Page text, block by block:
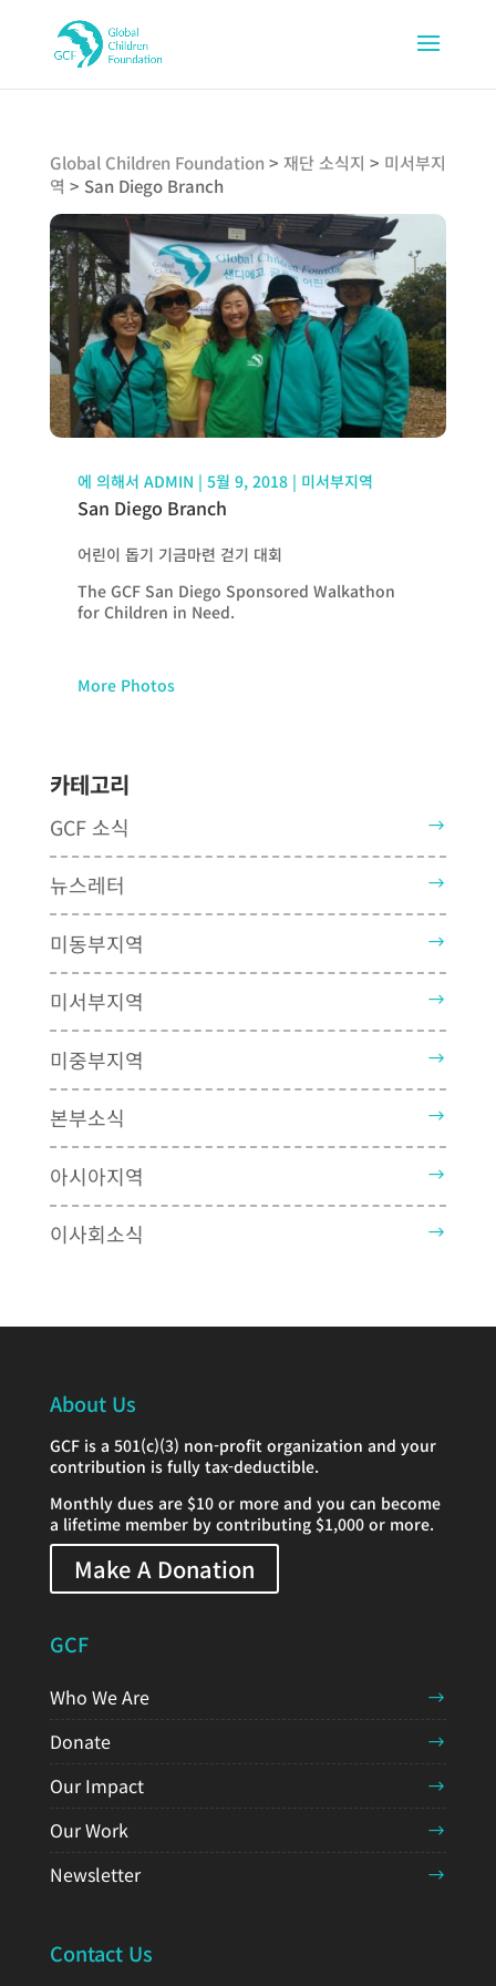
Global Children Foundation > 재단 소식지 > 미서부지
역 > San Diego Branch
에 의해서 ADMIN | 5월 9, 2018| 미서부지역
San Diego Branch
어린이 돕기 기금마련 걷기 대회
The GCF San Diego Sponsored Walkathon
for Children in Need.
More Photos
카테고리
GCF 소식
뉴스레터
미동부지역
미서부지역
미중부지역
본부소식
아시아지역
이사회소식
About Us
GCF is a 501(c)(3) non-profit organization and your
contribution is fully tax-deductible.
Monthly dues are $10 or more and you can become
a lifetime member by contributing $1,000 or more.
Make A Donation
GCF
Who We Are
Donate
Our Impact
Our Work
Newsletter
Contact Us